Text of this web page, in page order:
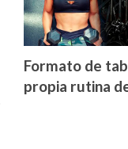
Formato de
propia rutina